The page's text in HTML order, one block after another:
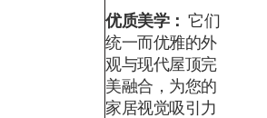
优质美学： 它们
统一而优雅的外
观与现代屋顶完
美融合，为您的
家居视觉吸引力